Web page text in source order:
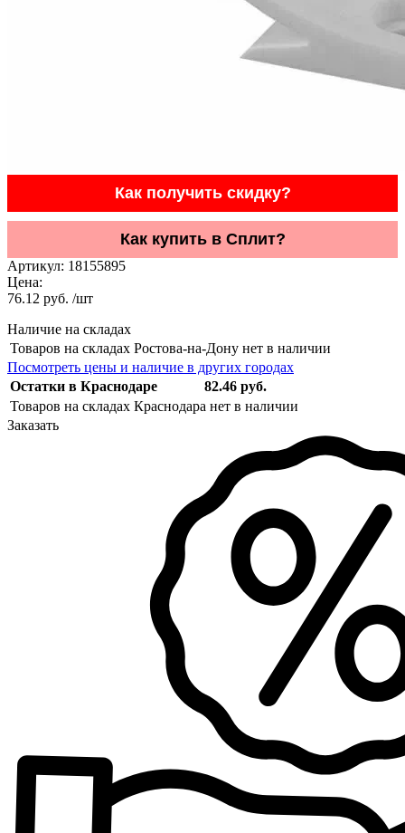
Как получить скидку?
Как купить в Сплит?
Артикул: 18155895
Цена:
76.12 руб. /шт
Наличие на складах
Товаров на складах Ростова-на-Дону нет в наличии
Посмотреть цены и наличие в других городах
Остатки в Краснодаре
82.46 руб.
Товаров на складах Краснодара нет в наличии
Заказать